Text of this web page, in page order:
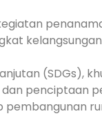
(SDGs),
penciptaan